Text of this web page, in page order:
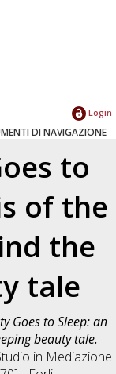
Login
DI NAVIGAZIONE
to
of the
the
tale
Goes to Sleep: an
beauty tale.
in Mediazione